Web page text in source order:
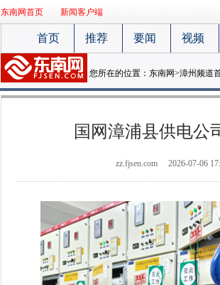
东南网首页 新闻客户端
首页 推荐 要闻 视频
您所在的位置： 东南网>漳州频道
国网漳浦县供电公
zz.fjsen.com 2026-07-06